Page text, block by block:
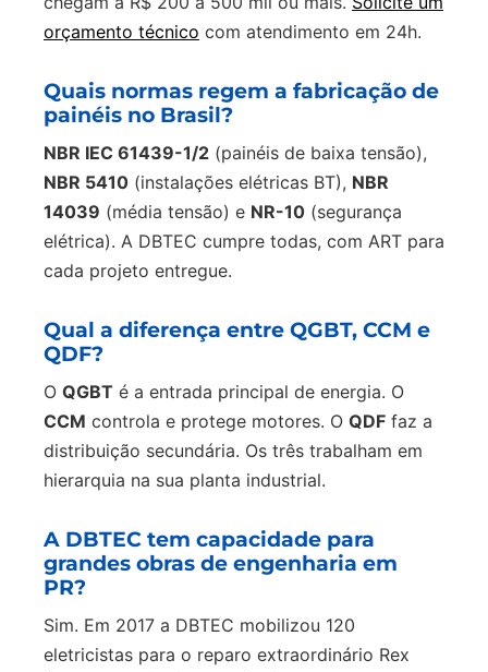
orçamento técnico com atendimento em 24h.
Quais normas regem a fabricação de
painéis no Brasil?
NBR IEC 61439-1/2 (painéis de baixa tensão),
NBR 5410 (instalações elétricas BT), NBR
14039 (média tensão) e NR-10 (segurança
elétrica). A DBTEC cumpre todas, com ART para
cada projeto entregue.
Qual a diferença entre QGBT, CCM e
QDF?
O QGBT é a entrada principal de energia. O
CCM controla e protege motores. O QDF faz a
distribuição secundária. Os três trabalham em
hierarquia na sua planta industrial.
A DBTEC tem capacidade para
grandes obras de engenharia em
PR?
Sim. Em 2017 a DBTEC mobilizou 120
eletricistas para o reparo extraordinário Rex